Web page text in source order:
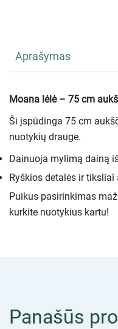
Aprašymas
Moana lėlė – 75 cm
Ši įspūdinga 75 cm
nuotykių drauge.
Dainuoja mylimą dainą
Ryškios detalės ir
Puikus pasirinkimas
kurkite nuotykius kartu!
Panašūs